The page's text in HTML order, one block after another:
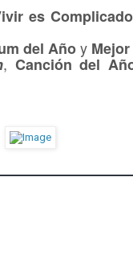
es
del Añoy
, Canción del